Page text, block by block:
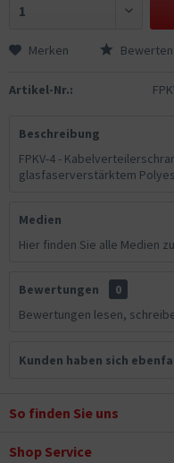
Merken Bewerten
Artikel-Nr.:
Beschreibung
FPKV-4 -
glasfaserverstärktem
Medien
Hier finden Sie alle Medien
Bewertungen
0
Bewertungen lesen,
Kunden haben sich
So finden Sie uns
Shop Service